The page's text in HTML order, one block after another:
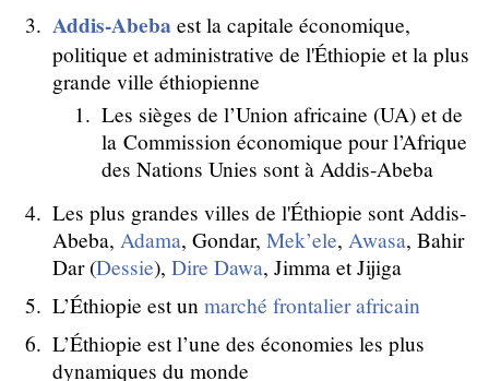
Addis-Abeba est la capitale économique,
politique et administrative de l'Éthiopie et la plus
grande ville éthiopienne
Les sièges de l’Union africaine (UA) et de
la Commission économique pour l’Afrique
des Nations Unies sont à Addis-Abeba
Les plus grandes villes de l'Éthiopie sont Addis-
Abeba, Adama, Gondar, Mek’ele, Awasa, Bahir
Dar (Dessie), Dire Dawa, Jimma et Jijiga
L’Éthiopie est un marché frontalier africain
L’Éthiopie est l’une des économies les plus
dynamiques du monde